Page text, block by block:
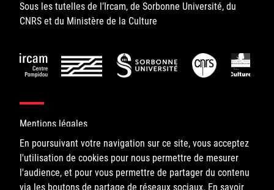
Offres d'emplois/stages
En poursuivant votre navigation sur ce site, vous acceptez
l'utilisation de cookies pour nous permettre de mesurer
l'audience, et pour vous permettre de partager du contenu
via les boutons de partage de réseaux sociaux. En savoir
Sous les tutelles de l’Ircam, de Sorbonne Université, du
CNRS et du Ministère de la Culture
Mentions légales
©IRCAM, 2026. All Rights Reserved.
1, place Igor-Stravinsky